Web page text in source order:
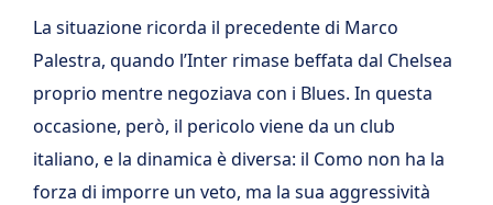
La situazione ricorda il precedente di Marco
Palestra, quando l’Inter rimase beffata dal Chelsea
proprio mentre negoziava con i Blues. In questa
occasione, però, il pericolo viene da un club
italiano, e la dinamica è diversa: il Como non ha la
forza di imporre un veto, ma la sua aggressività